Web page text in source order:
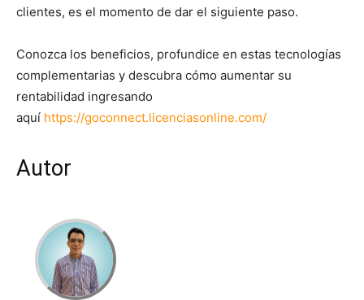
clientes, es el momento de dar el siguiente paso.
Conozca los beneficios, profundice en estas tecnologías
complementarias y descubra cómo aumentar su
rentabilidad ingresando
aquí https://goconnect.licenciasonline.com/
Autor